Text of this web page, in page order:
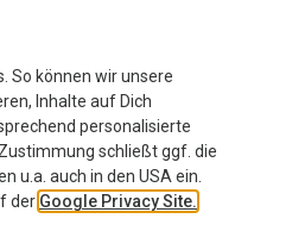
So können wir unsere
Inhalte auf Dich
personalisierte
schließt ggf. die
u.a. auch in den USA ein.
der Google Privacy Site.